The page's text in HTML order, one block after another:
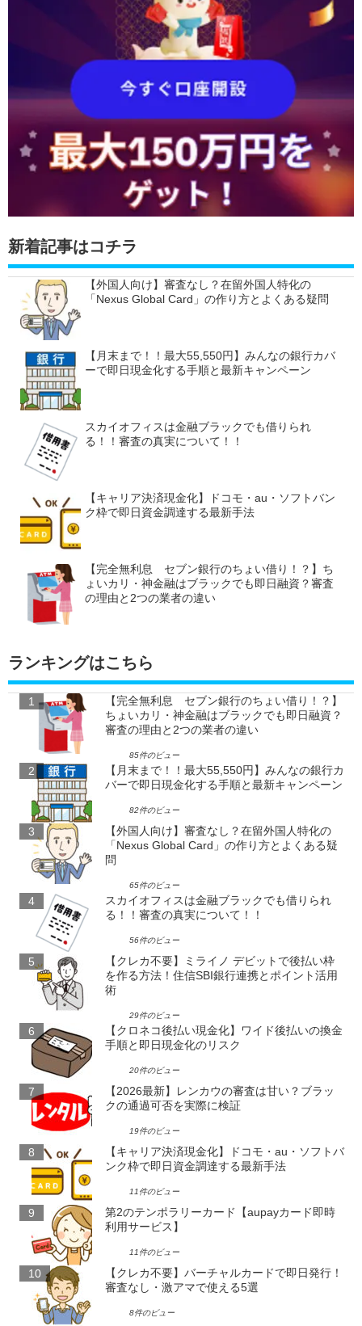
新着記事はコチラ
【外国人向け】審査なし？在留外国人特化の
「Nexus Global Card」の作り方とよくある疑問
【月末まで！！最大55,550円】みんなの銀行カバ
ーで即日現金化する手順と最新キャンペーン
スカイオフィスは金融ブラックでも借りられ
る！！審査の真実について！！
【キャリア決済現金化】ドコモ・au・ソフトバン
ク枠で即日資金調達する最新手法
【完全無利息 セブン銀行のちょい借り！？】ち
ょいカリ・神金融はブラックでも即日融資？審査
の理由と2つの業者の違い
ランキングはこちら
【完全無利息 セブン銀行のちょい借り！？】
ちょいカリ・神金融はブラックでも即日融資？
審査の理由と2つの業者の違い
85件のビュー
【月末まで！！最大55,550円】みんなの銀行カ
バーで即日現金化する手順と最新キャンペーン
82件のビュー
【外国人向け】審査なし？在留外国人特化の
「Nexus Global Card」の作り方とよくある疑
問
65件のビュー
スカイオフィスは金融ブラックでも借りられ
る！！審査の真実について！！
56件のビュー
【クレカ不要】ミライノ デビットで後払い枠
を作る方法！住信SBI銀行連携とポイント活用
術
29件のビュー
【クロネコ後払い現金化】ワイド後払いの換金
手順と即日現金化のリスク
20件のビュー
【2026最新】レンカウの審査は甘い？ブラッ
クの通過可否を実際に検証
19件のビュー
【キャリア決済現金化】ドコモ・au・ソフトバ
ンク枠で即日資金調達する最新手法
11件のビュー
第2のテンポラリーカード【aupayカード即時
利用サービス】
11件のビュー
【クレカ不要】バーチャルカードで即日発行！
審査なし・激アマで使える5選
8件のビュー